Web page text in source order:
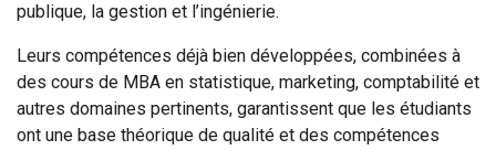
publique, la gestion et l’ingénierie.
Leurs compétences déjà bien développées, combinées à
des cours de MBA en statistique, marketing, comptabilité et
autres domaines pertinents, garantissent que les étudiants
ont une base théorique de qualité et des compétences